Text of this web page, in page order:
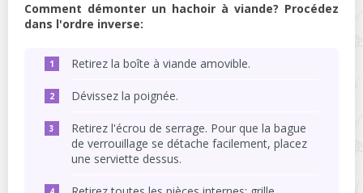
Comment démonter un hachoir à viande? Procédez
dans l'ordre inverse:
Retirez la boîte à viande amovible.
Dévissez la poignée.
Retirez l'écrou de serrage. Pour que la bague
de verrouillage se détache facilement, placez
une serviette dessus.